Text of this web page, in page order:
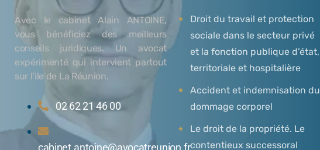
Avec le cabinet Alain ANTOINE,
vous bénéficiez des meilleurs
conseils juridiques. Un avocat
expérimenté qui intervient partout
sur l’ile de La Réunion.
02 62 21 46 00
cabinet.antoine@avocatreunion.fr
Droit du travail et protection
sociale dans le secteur privé
et la fonction publique d’état,
territoriale et hospitalière
Accident et indemnisation du
dommage corporel
Le droit de la propriété. Le
contentieux successoral